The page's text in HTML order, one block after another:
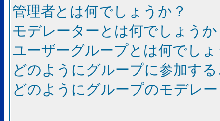
管理者とは何でしょうか？
モデレーターとは何でしょうか
ユーザーグループとは何でし
どのようにグループに参加す
どのようにグループのモデレ